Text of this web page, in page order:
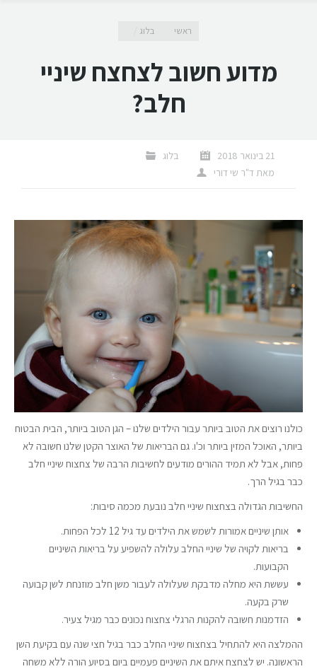
ראשי בלוג
מדוע חשוב לצחצח שיניי
חלב?
21 בינואר 2018
בלוג
מאת ד"ר שי דורי
כולנו רוצים את הטוב ביותר עבור הילדים שלנו – הגן הטוב ביותר, הבית הבטוח
ביותר, האוכל המזין ביותר וכ'ו. גם הבריאות של האוצר הקטן שלנו חשובה לא
פחות, אבל לא תמיד ההורים מודעים לחשיבות הרבה של צחצוח שיניי חלב
כבר בגיל הרך.
החשיבות הגדולה בצחצוח שיניי חלב נובעת מכמה סיבות:
אותן שיניים אמורות לשמש את הילדים עד גיל 12 לכל הפחות.
בריאות לקויה של שיניי החלב עלולה להשפיע על בריאות השיניים
הקבועות.
עששת היא מחלה מדבקת שעלולה לעבור משן חלב מוזנחת לשן קבועה
שרק בקעה.
הזדמנות חשובה להקנות הרגלי צחצוח נכונים כבר מגיל צעיר.
ההמלצה היא להתחיל בצחצוח שיניי החלב כבר בגיל חצי שנה עם בקיעת השן
הראשונה. יש לצחצח איתם את השיניים פעמיים ביום בסיוע הורה ללא משחה